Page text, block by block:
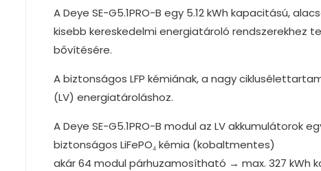
A Deye SE-G5.1PRO-B egy 5.12 kWh kapacitású,
kisebb kereskedelmi energiatároló rendszerekhez
bővítésére.
A biztonságos LFP kémiának, a nagy
(LV) energiatároláshoz.
A Deye SE-G5.1PRO-B modul az LV akkumulátorok
biztonságos LiFePO₄ kémia (kobaltmentes)
akár 64 modul párhuzamosítható → max. 327 kWh